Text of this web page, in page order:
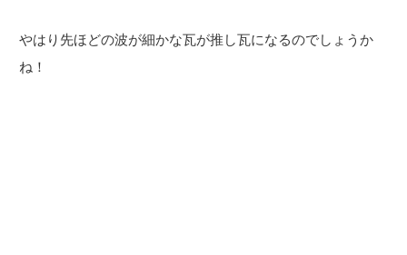
やはり先ほどの波が細かな瓦が推し瓦になるのでしょうか
ね！